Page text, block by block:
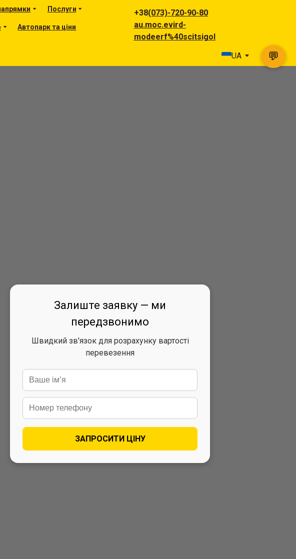
Послуги
Автопарк та ціни
+38(073)-720-90-80
au.moc.evird-
modeerf%40scitsigol
UA
Залиште заявку — ми
передзвонимо
Швидкий зв'язок для розрахунку вартості
перевезення
ЗАПРОСИТИ ЦІНУ
💬